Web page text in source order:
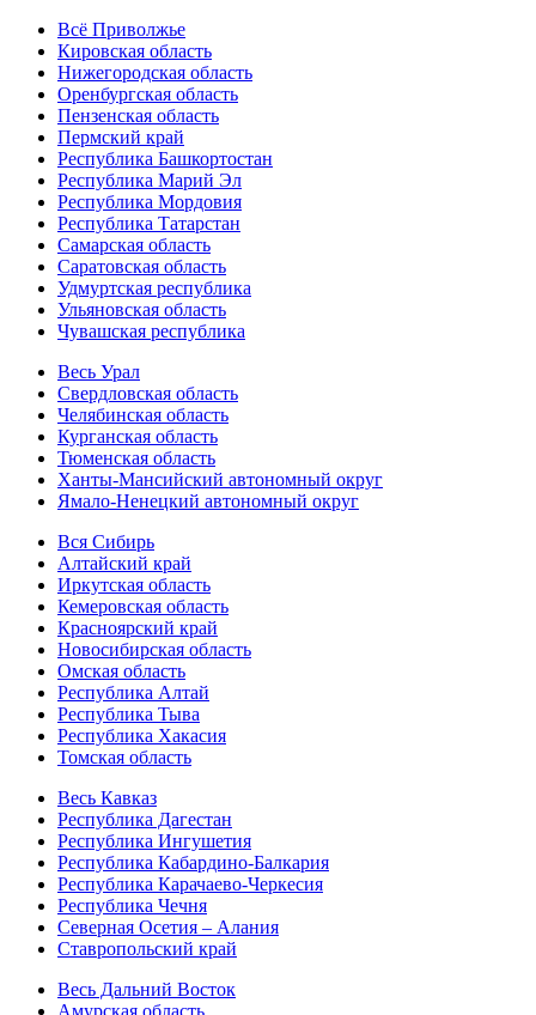
Всё Приволжье
Кировская область
Нижегородская область
Оренбургская область
Пензенская область
Пермский край
Республика Башкортостан
Республика Марий Эл
Республика Мордовия
Республика Татарстан
Самарская область
Саратовская область
Удмуртская республика
Ульяновская область
Чувашская республика
Весь Урал
Свердловская область
Челябинская область
Курганская область
Тюменская область
Ханты-Мансийский автономный округ
Ямало-Ненецкий автономный округ
Вся Сибирь
Алтайский край
Иркутская область
Кемеровская область
Красноярский край
Новосибирская область
Омская область
Республика Алтай
Республика Тыва
Республика Хакасия
Томская область
Весь Кавказ
Республика Дагестан
Республика Ингушетия
Республика Кабардино-Балкария
Республика Карачаево-Черкесия
Республика Чечня
Северная Осетия – Алания
Ставропольский край
Весь Дальний Восток
Амурская область